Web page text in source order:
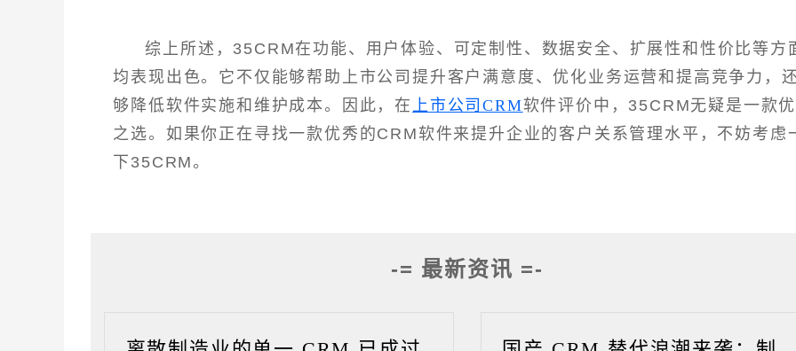
综上所述，35CRM在功能、用户体验、可定制性、数据安全、扩展性和性价比等方
均表现出色。它不仅能够帮助上市公司提升客户满意度、优化业务运营和提高竞争力，
够降低软件实施和维护成本。因此，在 上市公司CRM软件评价中，35CRM无疑是一款
之选。如果你正在寻找一款优秀的CRM软件来提升企业的客户关系管理水平，不妨考虑
下35CRM。
-= 最新资讯 =-